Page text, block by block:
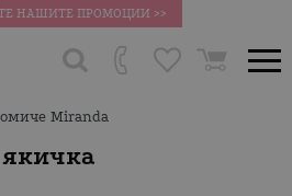
НАШИТЕ ПРОМОЦИИ >>
Miranda